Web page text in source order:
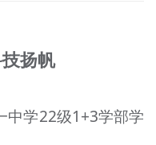
+
扬帆
中学22级1+3学部学